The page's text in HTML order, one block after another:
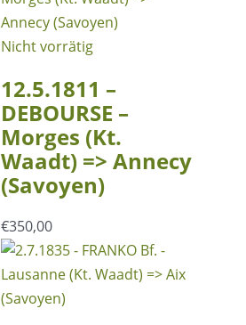
Nicht vorrätig
12.5.1811 –
DEBOURSE –
Morges (Kt.
Waadt) => Annecy
(Savoyen)
€350,00